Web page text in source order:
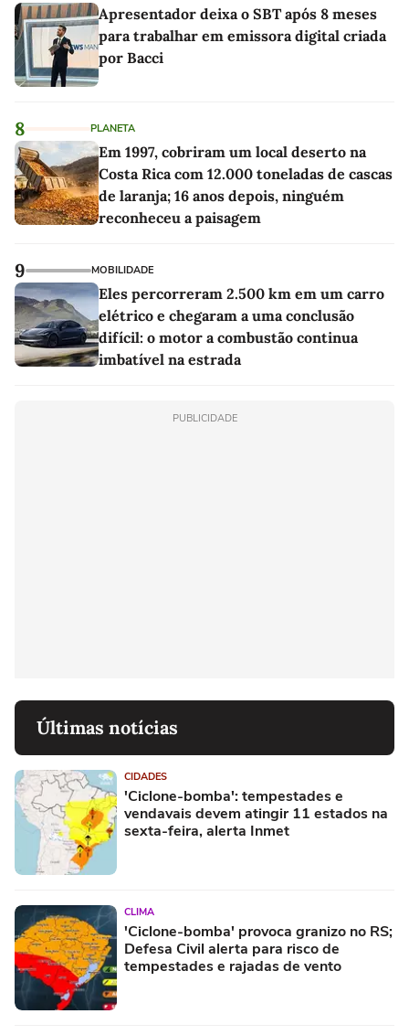
Apresentador deixa o SBT após 8 meses
para trabalhar em emissora digital criada
por Bacci
8 PLANETA
Em 1997, cobriram um local deserto na
Costa Rica com 12.000 toneladas de cascas
de laranja; 16 anos depois, ninguém
reconheceu a paisagem
9 MOBILIDADE
Eles percorreram 2.500 km em um carro
elétrico e chegaram a uma conclusão
difícil: o motor a combustão continua
imbatível na estrada
PUBLICIDADE
Últimas notícias
CIDADES
'Ciclone-bomba': tempestades e
vendavais devem atingir 11 estados na
sexta-feira, alerta Inmet
CLIMA
'Ciclone-bomba' provoca granizo no RS;
Defesa Civil alerta para risco de
tempestades e rajadas de vento